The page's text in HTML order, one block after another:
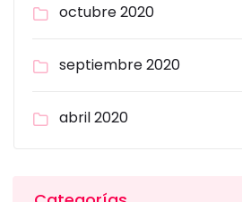
octubre 2020
septiembre 2020
abril 2020